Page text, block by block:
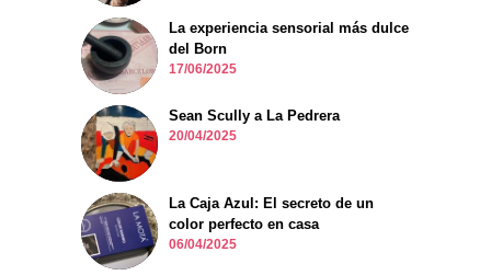
La experiencia sensorial más dulce
del Born
17/06/2025
Sean Scully a La Pedrera
20/04/2025
La Caja Azul: El secreto de un
color perfecto en casa
06/04/2025